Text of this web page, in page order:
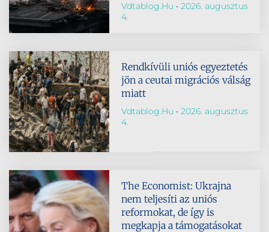
Vdtablog.hu
2026. augusztus
4.
Rendkívüli uniós egyeztetés
jön a ceutai migrációs válság
miatt
Vdtablog.hu
2026. augusztus
4.
The Economist: Ukrajna
nem teljesíti az uniós
reformokat, de így is
megkapja a támogatásokat